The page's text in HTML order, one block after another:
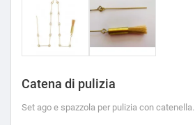
Catena di pulizia
Set ago e spazzola per pulizia con catenella.